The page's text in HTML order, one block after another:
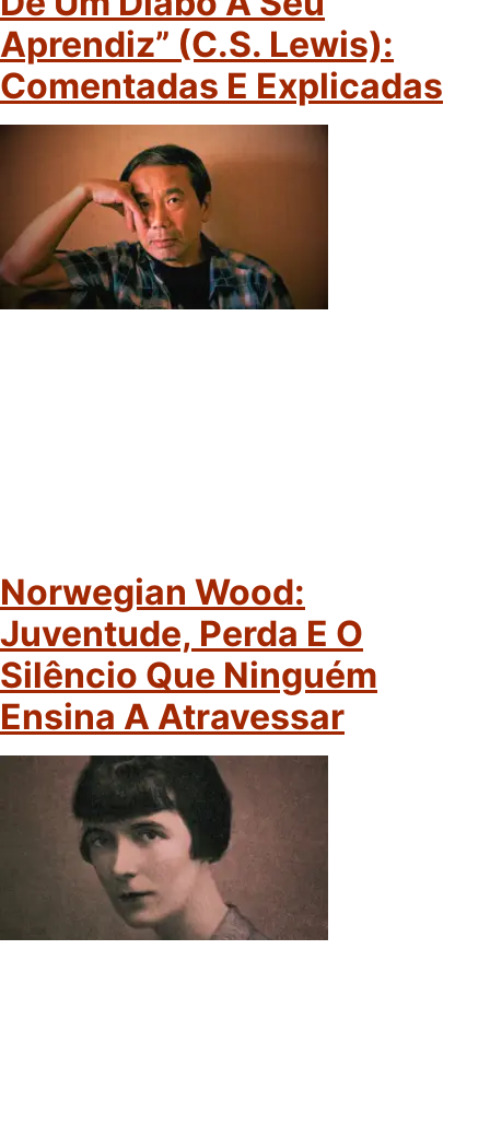
Aprendiz” (C.S. Lewis):
Comentadas E Explicadas
Norwegian Wood:
Juventude, Perda E O
Silêncio Que Ninguém
Ensina A Atravessar